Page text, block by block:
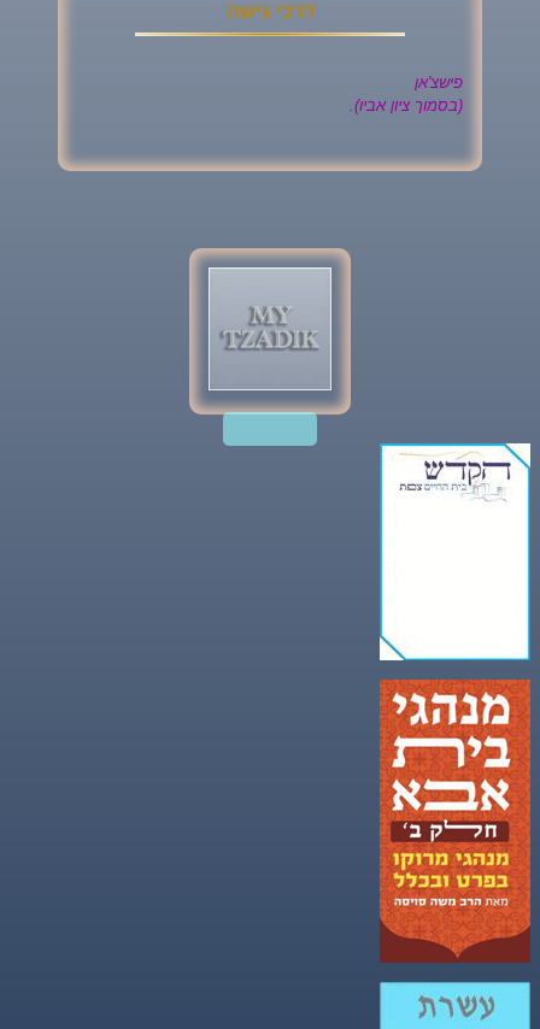
דרכי גישה
פישצ'אן
(בסמוך ציון אביו).